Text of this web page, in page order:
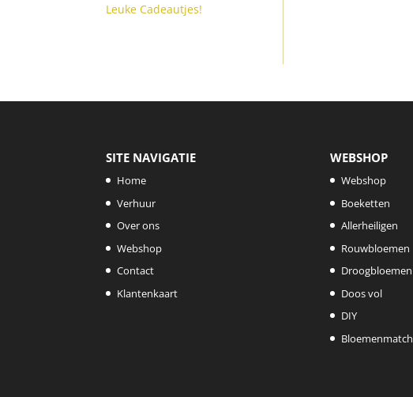
Leuke Cadeautjes!
SITE NAVIGATIE
Home
Verhuur
Over ons
Webshop
Contact
Klantenkaart
WEBSHOP
Webshop
Boeketten
Allerheiligen
Rouwbloemen
Droogbloemen
Doos vol
DIY
Bloemenmatch